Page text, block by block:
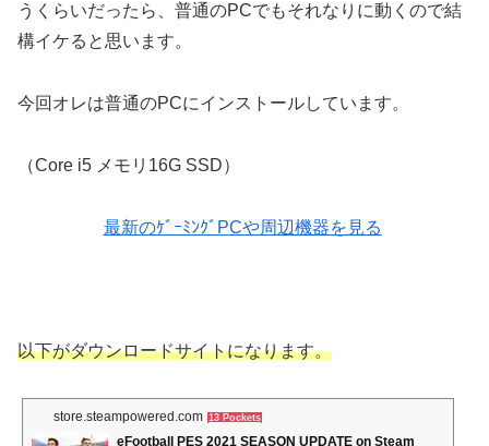
うくらいだったら、普通のPCでもそれなりに動くので結
構イケると思います。
今回オレは普通のPCにインストールしています。
（Core i5 メモリ16G SSD）
最新のｹﾞｰﾐﾝｸﾞPCや周辺機器を見る
以下がダウンロードサイトになります。
store.steampowered.com 13 Pockets
eFootball PES 2021 SEASON UPDATE on Steam